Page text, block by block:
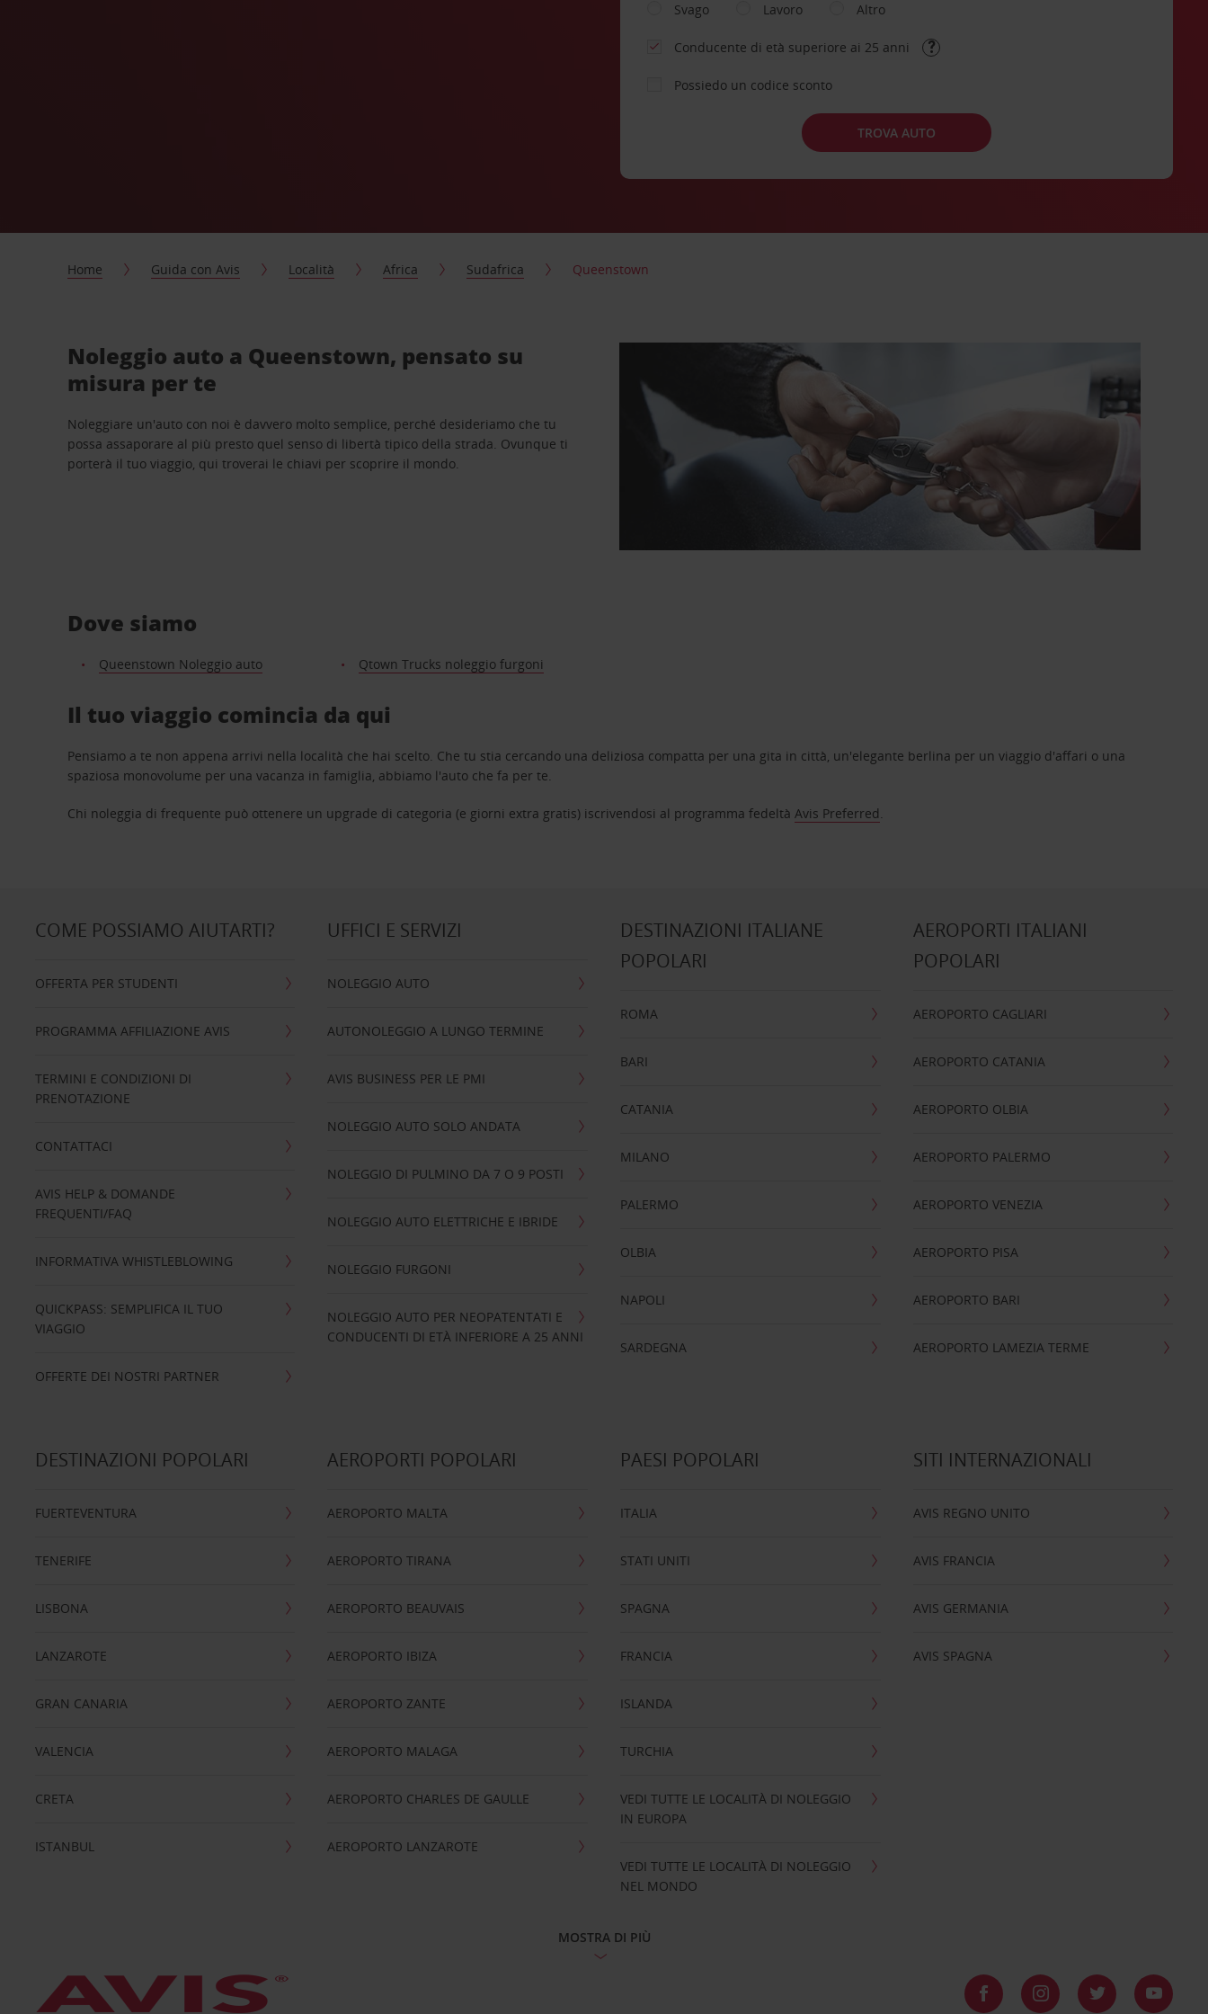
Svago
Lavoro Altro
Conducente di età superiore ai 25 anni
Possiedo un codice sconto
TROVA AUTO
Home Guida con Avis Località Africa Sudafrica Queenstown
Noleggio auto a Queenstown, pensato su
misura per te
Noleggiare un'auto con noi è davvero molto semplice, perché desideriamo che tu
possa assaporare al più presto quel senso di libertà tipico della strada. Ovunque ti
porterà il tuo viaggio, qui troverai le chiavi per scoprire il mondo.
Dove siamo
Queenstown Noleggio auto Qtown Trucks noleggio furgoni
Il tuo viaggio comincia da qui
Pensiamo a te non appena arrivi nella località che hai scelto. Che tu stia cercando una deliziosa compatta per una gita in città, un'elegante berlina per un viaggio d'affari o una
spaziosa monovolume per una vacanza in famiglia, abbiamo l'auto che fa per te.
Chi noleggia di frequente può ottenere un upgrade di categoria (e giorni extra gratis) iscrivendosi al programma fedeltàAvis Preferred.
COME POSSIAMO AIUTARTI?
OFFERTA PER STUDENTI
PROGRAMMA AFFILIAZIONE AVIS
TERMINI E CONDIZIONI DI
PRENOTAZIONE
CONTATTACI
AVIS HELP & DOMANDE
FREQUENTI/FAQ
INFORMATIVA WHISTLEBLOWING
QUICKPASS: SEMPLIFICA IL TUO
VIAGGIO
OFFERTE DEI NOSTRI PARTNER
UFFICI E SERVIZI
NOLEGGIO AUTO
AUTONOLEGGIO A LUNGO TERMINE
AVIS BUSINESS PER LE PMI
NOLEGGIO AUTO SOLO ANDATA
NOLEGGIO DI PULMINO DA 7 O 9 POSTI
NOLEGGIO AUTO ELETTRICHE E IBRIDE
NOLEGGIO FURGONI
NOLEGGIO AUTO PER NEOPATENTATI E
CONDUCENTI DI ETÀ INFERIORE A 25 ANNI
DESTINAZIONI ITALIANE
POPOLARI
ROMA
BARI
CATANIA
MILANO
PALERMO
OLBIA
NAPOLI
SARDEGNA
AEROPORTI ITALIANI
POPOLARI
AEROPORTO CAGLIARI
AEROPORTO CATANIA
AEROPORTO OLBIA
AEROPORTO PALERMO
AEROPORTO VENEZIA
AEROPORTO PISA
AEROPORTO BARI
AEROPORTO LAMEZIA TERME
DESTINAZIONI POPOLARI
FUERTEVENTURA
TENERIFE
LISBONA
LANZAROTE
GRAN CANARIA
VALENCIA
CRETA
ISTANBUL
AEROPORTI POPOLARI
AEROPORTO MALTA
AEROPORTO TIRANA
AEROPORTO BEAUVAIS
AEROPORTO IBIZA
AEROPORTO ZANTE
AEROPORTO MALAGA
AEROPORTO CHARLES DE GAULLE
AEROPORTO LANZAROTE
PAESI POPOLARI
ITALIA
STATI UNITI
SPAGNA
FRANCIA
ISLANDA
TURCHIA
VEDI TUTTE LE LOCALITÀ DI NOLEGGIO
IN EUROPA
VEDI TUTTE LE LOCALITÀ DI NOLEGGIO
NEL MONDO
SITI INTERNAZIONALI
AVIS REGNO UNITO
AVIS FRANCIA
AVIS GERMANIA
AVIS SPAGNA
MOSTRA DI PIÙ